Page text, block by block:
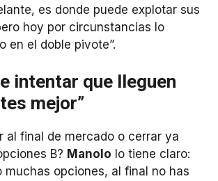
es donde puede explotar sus
hoy por circunstancias lo
en el doble pivote”.
intentar que lleguen
mejor”
al final de mercado o cerrar ya
B? Manolo lo tiene claro:
muchas opciones, al final no has